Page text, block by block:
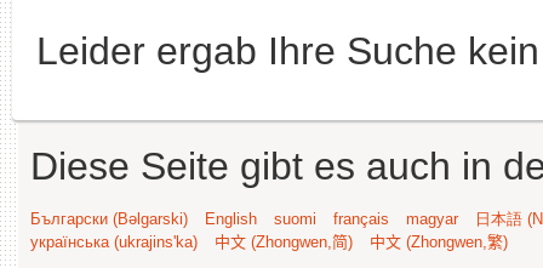
Leider ergab Ihre Suche
Diese Seite gibt es auch in
Български (Bəlgarski) English suomi français magyar
日本語
українська (ukrajins'ka)
中文 (Zhongwen,简) 中文 (Zhongwen,繁)